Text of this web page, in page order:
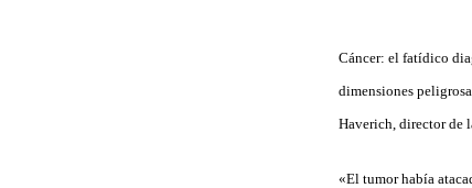
Cáncer: el fatídico
dimensiones
Haverich, director de
«El tumor había